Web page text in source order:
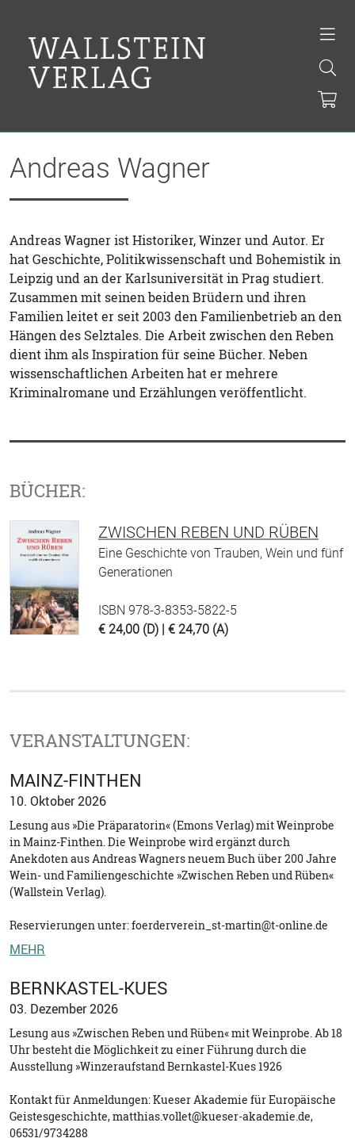
Andreas Wagner
Andreas Wagner ist Historiker, Winzer und Autor. Er
hat Geschichte, Politikwissenschaft und Bohemistik in
Leipzig und an der Karlsuniversität in Prag studiert.
Zusammen mit seinen beiden Brüdern und ihren
Familien leitet er seit 2003 den Familienbetrieb an den
Hängen des Selztales. Die Arbeit zwischen den Reben
dient ihm als Inspiration für seine Bücher. Neben
wissenschaftlichen Arbeiten hat er mehrere
Kriminalromane und Erzählungen veröffentlicht.
BÜCHER:
ZWISCHEN REBEN UND RÜBEN
Eine Geschichte von Trauben, Wein und fünf
Generationen
ISBN 978-3-8353-5822-5
€ 24,00 (D) | € 24,70 (A)
VERANSTALTUNGEN:
MAINZ-FINTHEN
10. Oktober 2026
Lesung aus »Die Präparatorin« (Emons Verlag) mit Weinprobe
in Mainz-Finthen. Die Weinprobe wird ergänzt durch
Anekdoten aus Andreas Wagners neuem Buch über 200 Jahre
Wein- und Familiengeschichte »Zwischen Reben und Rüben«
(Wallstein Verlag).
Reservierungen unter: foerderverein_st-martin@t-online.de
MEHR
BERNKASTEL-KUES
03. Dezember 2026
Lesung aus »Zwischen Reben und Rüben« mit Weinprobe. Ab 18
Uhr besteht die Möglichkeit zu einer Führung durch die
Ausstellung »Winzeraufstand Bernkastel-Kues 1926
Kontakt für Anmeldungen: Kueser Akademie für Europäische
Geistesgeschichte, matthias.vollet@kueser-akademie.de,
06531/9734288